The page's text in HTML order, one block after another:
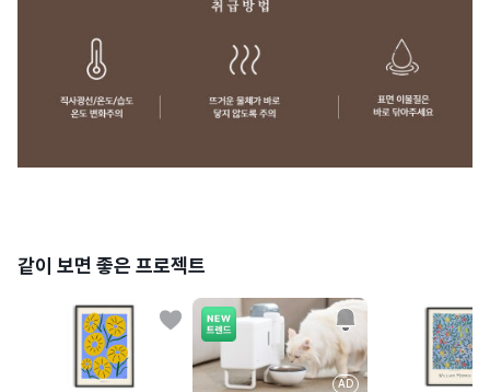
같이 보면 좋은 프로젝트
AD